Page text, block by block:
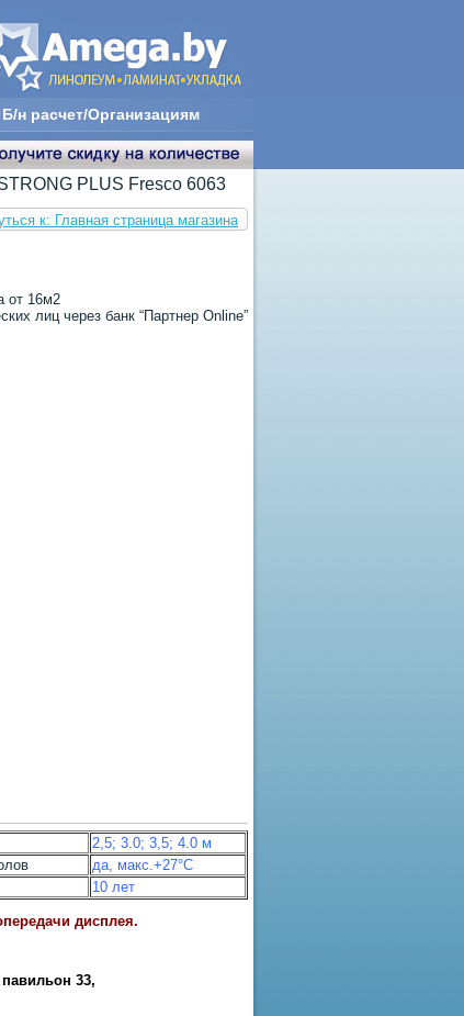
Б/н расчет/Организациям
PLUS Fresco 6063
к: Главная страница магазина
от 16м2
лиц через банк “Партнер Online”
2,5; 3.0; 3,5; 4.0 м
да, макс.+27°С
10 лет
дисплея.
33,